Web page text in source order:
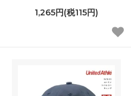
1,265円(税115円)